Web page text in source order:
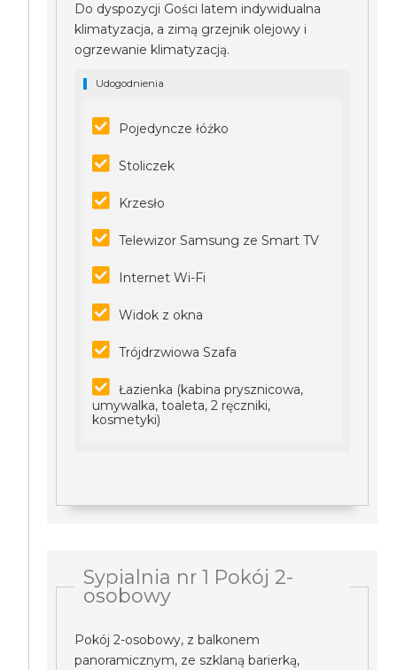
Do dyspozycji Gości latem indywidualna
klimatyzacja, a zimą grzejnik olejowy i
ogrzewanie klimatyzacją.
Udogodnienia
Pojedyncze łóżko
Stoliczek
Krzesło
Telewizor Samsung ze Smart TV
Internet Wi-Fi
Widok z okna
Trójdrzwiowa Szafa
Łazienka (kabina prysznicowa,
umywalka, toaleta, 2 ręczniki,
kosmetyki)
Sypialnia nr 1 Pokój 2-
osobowy
Pokój 2-osobowy, z balkonem
panoramicznym, ze szklaną barierką,